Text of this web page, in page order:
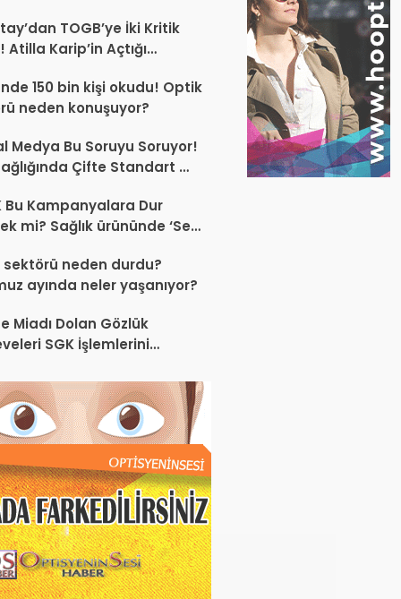
TOGB’ye İki Kritik
Atilla Karip’in Açtığı
150 bin kişi okudu! Optik
neden konuşuyor?
Medya Bu Soruyu Soruyor!
Çifte Standart mı
Bu Kampanyalara Dur
mi? Sağlık ürününde ‘Set
neden durdu?
ayında neler yaşanıyor?
Miadı Dolan Gözlük
SGK İşlemlerini